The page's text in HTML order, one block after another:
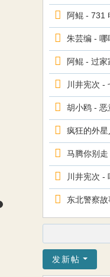
阿鲲 - 731
朱芸编 - 哪
阿鲲 - 过家
川井宪次 -
胡小鸥 - 恶
疯狂的外星
马腾你别走
川井宪次 -
东北警察
发新帖